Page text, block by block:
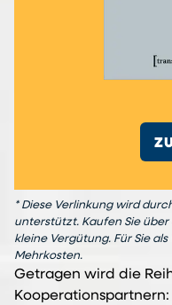
* Diese Verlinkung wird
unterstützt. Kaufen Sie
kleine Vergütung. Für Sie
Mehrkosten.
Getragen wird die
Kooperationspartnern: